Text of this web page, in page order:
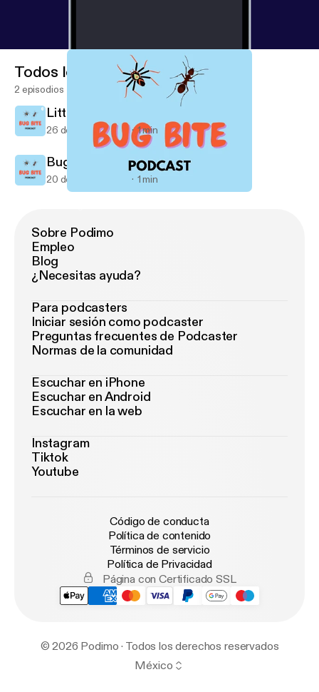
Todos los episodios
2 episodios
Little Cockroaches
26 de sep de 2020 1 min
Bug Bite - Ants in Pants
20 de sep de 2020 1 min
Sobre Podimo
Empleo
Blog
¿Necesitas ayuda?
Para podcasters
Iniciar sesión como podcaster
Preguntas frecuentes de Podcaster
Normas de la comunidad
Escuchar en iPhone
Escuchar en Android
Escuchar en la web
Instagram
Tiktok
Youtube
Código de conducta
Política de contenido
Términos de servicio
Política de Privacidad
Página con Certificado SSL
© 2026 Podimo · Todos los derechos reservados
México